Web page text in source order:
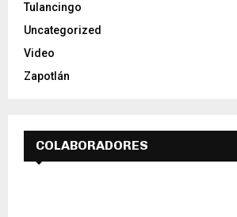
Tulancingo
Uncategorized
Video
Zapotlán
COLABORADORES